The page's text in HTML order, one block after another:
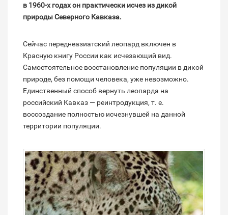
в 1960-­х годах он практически исчез из дикой
природы Северного Кавказа.
Сейчас переднеазиатский леопард включен в
Красную книгу России как исчезающий вид.
Самостоятельное восстановление популяции в дикой
природе, без помощи человека, уже невозможно.
Единственный способ вернуть леопарда на
российский Кавказ — реинтродукция, т. е.
воссоздание полностью исчезнувшей на данной
территории популяции.